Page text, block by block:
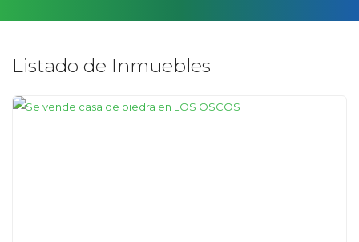
Listado de Inmuebles